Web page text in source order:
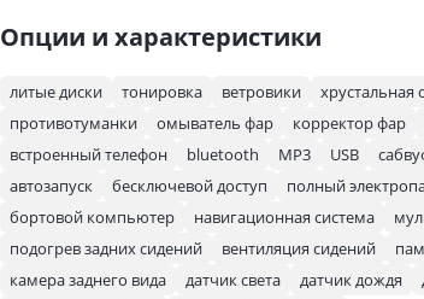
Опции и характеристики
литые диски тонировка ветровики хрустальная
противотуманки
омыватель фар корректор фар
встроенный телефон
bluetooth MP3 USB
автозапуск
бесключевой доступ полный
бортовой компьютер
навигационная система
подогрев задних сидений
вентиляция сидений
камера заднего вида
датчик света датчик дождя